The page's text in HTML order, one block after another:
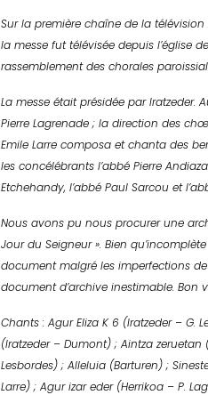
Sur la première chaîne de la télévision
la messe fut télévisée depuis l’église
rassemblement des chorales
La messe était présidée par Iratzeder.
Pierre Lagrenade ; la direction des
Emile Larre composa et chanta des
les concélébrants l’abbé Pierre
Etchehandy, l’abbé Paul Sarcou et
Nous avons pu nous procurer une
Jour du Seigneur ». Bien
document malgré les imperfections
document d’archive inestimable. Bon
Chants : Agur Eliza K 6 (Iratzeder – G.
(Iratzeder – Dumont) ; Aintza zeruetan
Lesbordes) ; Alleluia (Barturen) ;
Larre) ; Agur izar eder (Herrikoa – P.